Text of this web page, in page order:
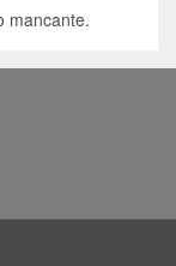
mancante.